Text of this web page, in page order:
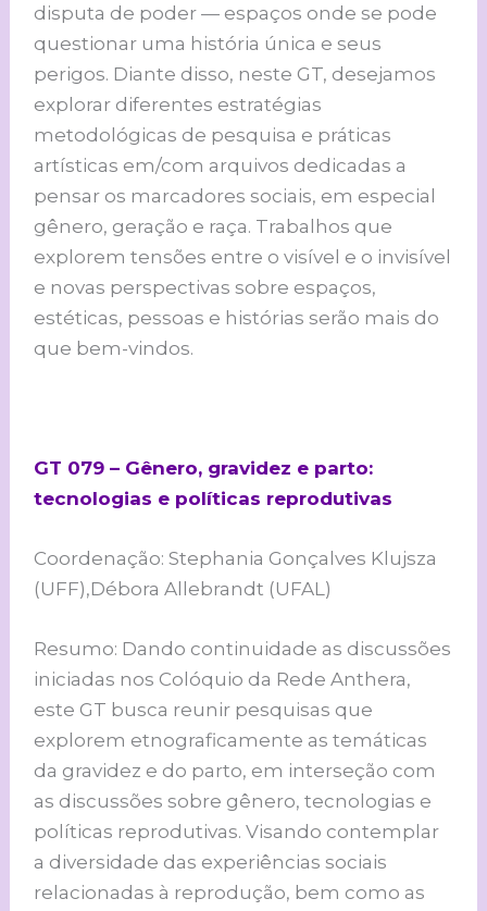
disputa de poder — espaços onde se pode
questionar uma história única e seus
perigos. Diante disso, neste GT, desejamos
explorar diferentes estratégias
metodológicas de pesquisa e práticas
artísticas em/com arquivos dedicadas a
pensar os marcadores sociais, em especial
gênero, geração e raça. Trabalhos que
explorem tensões entre o visível e o invisível
e novas perspectivas sobre espaços,
estéticas, pessoas e histórias serão mais do
que bem-vindos.
GT 079 – Gênero, gravidez e parto:
tecnologias e políticas reprodutivas
Coordenação: Stephania Gonçalves Klujsza
(UFF),Débora Allebrandt (UFAL)
Resumo: Dando continuidade as discussões
iniciadas nos Colóquio da Rede Anthera,
este GT busca reunir pesquisas que
explorem etnograficamente as temáticas
da gravidez e do parto, em interseção com
as discussões sobre gênero, tecnologias e
políticas reprodutivas. Visando contemplar
a diversidade das experiências sociais
relacionadas à reprodução, bem como as